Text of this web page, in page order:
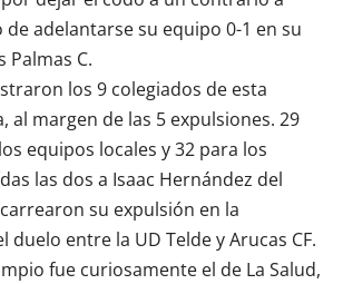
adelantarse su equipo 0-1 en su
Palmas C.
los 9 colegiados de esta
al margen de las 5 expulsiones. 29
equipos locales y 32 para los
las dos a Isaac Hernández del
su expulsión en la
duelo entre la UD Telde y Arucas CF.
fue curiosamente el de La Salud,